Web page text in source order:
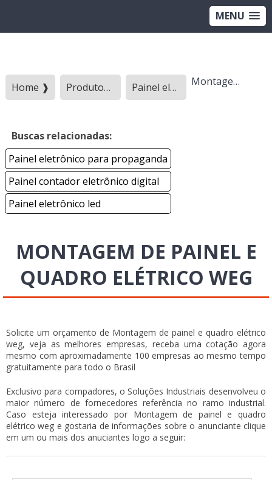
MENU
Home ❱ Produtos ❱ Painel eletronico - Categoria ❱ Montagem de painel e quadro elétrico weg
Buscas relacionadas:
Painel eletrônico para propaganda
Painel contador eletrônico digital
Painel eletrônico led
MONTAGEM DE PAINEL E
QUADRO ELÉTRICO WEG
Solicite um orçamento de Montagem de painel e quadro elétrico
weg, veja as melhores empresas, receba uma cotação agora
mesmo com aproximadamente 100 empresas ao mesmo tempo
gratuitamente para todo o Brasil
Exclusivo para compadores, o Soluções Industriais desenvolveu o
maior número de fornecedores referência no ramo industrial.
Caso esteja interessado por Montagem de painel e quadro
elétrico weg e gostaria de informações sobre o anunciante clique
em um ou mais dos anuciantes logo a seguir: